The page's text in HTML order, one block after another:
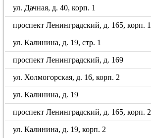
ул. Дачная, д. 40, корп. 1
проспект Ленинградский, д. 165, корп. 1
ул. Калинина, д. 19, стр. 1
проспект Ленинградский, д. 169
ул. Холмогорская, д. 16, корп. 2
ул. Калинина, д. 19
проспект Ленинградский, д. 165, корп. 2
ул. Калинина, д. 19, корп. 2